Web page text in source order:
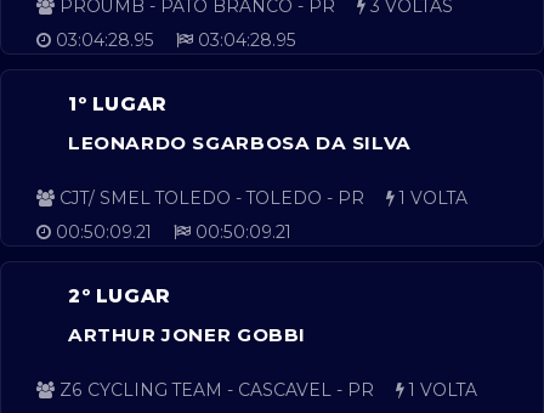
PROUMB - PATO BRANCO - PR
3 VOLTAS
03:04:28.95
03:04:28.95
1º LUGAR
LEONARDO SGARBOSA DA SILVA
CJT/ SMEL TOLEDO - TOLEDO - PR
1 VOLTA
00:50:09.21
00:50:09.21
2º LUGAR
ARTHUR JONER GOBBI
Z6 CYCLING TEAM - CASCAVEL - PR
1 VOLTA